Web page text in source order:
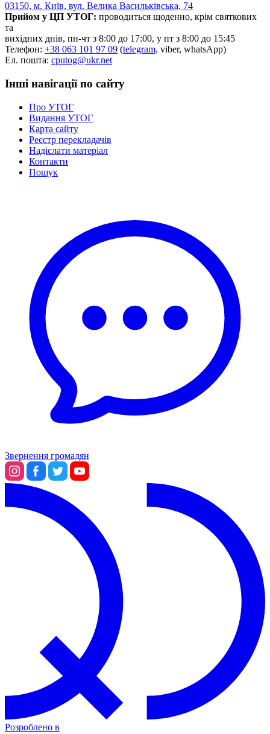
03150, м. Київ, вул. Велика Васильківська, 74
Прийом у ЦП УТОГ: проводиться щоденно, крім святкових
та
вихідних днів, пн-чт з 8:00 до 17:00, у пт з 8:00 до 15:45
Телефон: +38 063 101 97 09 (telegram, viber, whatsApp)
Ел. пошта: cputog@ukr.net
Інші навігації по сайту
Про УТОГ
Видання УТОГ
Карта сайту
Реєстр перекладачів
Надіслати матеріал
Контакти
Пошук
Звернення громадян
Розроблено в